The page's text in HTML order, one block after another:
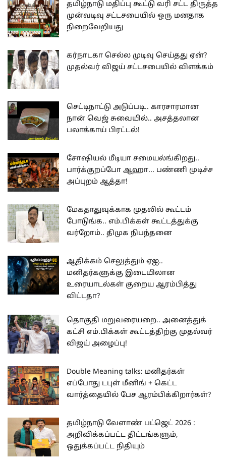
தமிழ்நாடு மதிப்பு கூட்டு வரி சட்ட திருத்த
முன்வடிவு சட்டசபையில் ஒரு மனதாக
நிறைவேறியது
கர்நாடகா செல்ல முடிவு செய்தது ஏன்?
முதல்வர் விஜய் சட்டசபையில் விளக்கம்
செட்டிநாட்டு அடுப்படி.. காரசாரமான
நான் வெஜ் சுவையில்.. அசத்தலான
பலாக்காய் பிரட்டல்!
சோஷியல் மீடியா சமையல்ங்கிறது..
பார்க்குறப்போ ஆஹா... பண்ணி முடிச்ச
அப்புறம் ஆத்தா!
மேகதாதுவுக்காக முதலில் கூட்டம்
போடுங்க.. எம்.பிக்கள் கூட்டத்துக்கு
வர்றோம்.. திமுக நிபந்தனை
ஆதிக்கம் செலுத்தும் ஏஐ..
மனிதர்களுக்கு இடையிலான
உரையாடல்கள் குறைய ஆரம்பித்து
விட்டதா?
தொகுதி மறுவரையறை.. அனைத்துக்
கட்சி எம்.பிக்கள் கூட்டத்திற்கு முதல்வர்
விஜய் அழைப்பு!
Double Meaning talks: மனிதர்கள்
எப்போது டபுள் மீனிங் + கெட்ட
வார்த்தையில் பேச ஆரம்பிக்கிறார்கள்?
தமிழ்நாடு வேளாண் பட்ஜெட் 2026 :
அறிவிக்கப்பட்ட திட்டங்களும்,
ஒதுக்கப்பட்ட நிதியும்